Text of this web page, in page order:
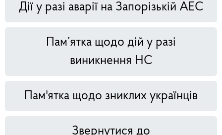
Дії у разі аварії на Запорізькій АЕС
Пам’ятка щодо дій у разі
виникнення НС
Пам'ятка щодо зниклих українців
Звернутися до